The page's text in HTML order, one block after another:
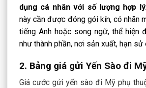
dụng cá nhân với số lượng hợp
này cần được đóng gói kín, có nhãn
tiếng Anh hoặc song ngữ, thể hiện
như thành phần, nơi sản xuất, hạn sử
2. Bảng giá gửi Yến Sào đi
Giá cước gửi yến sào đi Mỹ phụ